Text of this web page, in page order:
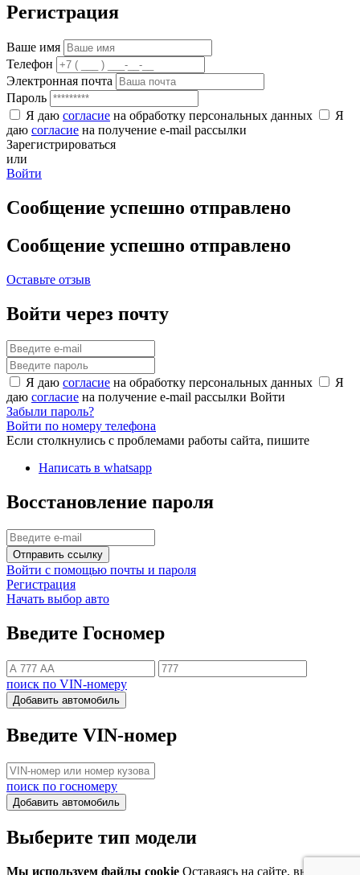
Регистрация
Ваше имя
Телефон
Электронная почта
Пароль
Я даю согласие на обработку персональных данных
Я
даю согласие на получение e-mail рассылки
Зарегистрироваться
или
Войти
Сообщение успешно отправлено
Сообщение успешно отправлено
Оставьте отзыв
Войти через почту
Я даю согласие на обработку персональных данных
Я
даю согласие на получение e-mail рассылки Войти
Забыли пароль?
Войти по номеру телефона
Если столкнулись с проблемами работы сайта, пишите
Написать в whatsapp
Восстановление пароля
Отправить ссылку
Войти с помощью почты и пароля
Регистрация
Начать выбор авто
Введите Госномер
поиск по VIN-номеру
Добавить автомобиль
Введите VIN-номер
поиск по госномеру
Добавить автомобиль
Выберите тип модели
Мы используем файлы cookie Оставаясь на сайте, вы